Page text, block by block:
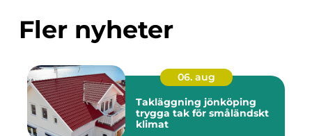
Fler nyheter
06. aug
Takläggning jönköping
trygga tak för småländskt
klimat